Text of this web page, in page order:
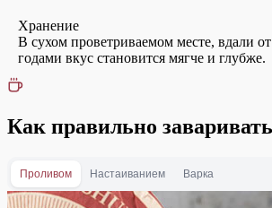
Хранение
В сухом проветриваемом месте, вдали
годами вкус становится мягче и глубже.
Как правильно заваривать
Проливом Настаиванием Варка